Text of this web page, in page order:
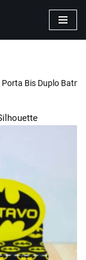
Porta Bis Duplo